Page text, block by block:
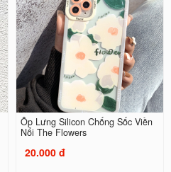
Ốp Lưng Silicon Chống Sốc Viền
Nổi The Flowers
20.000 đ